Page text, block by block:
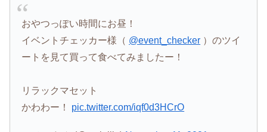
おやつっぽい時間にお昼！
イベントチェッカー様（ @event_checker ）のツイ
ートを見て買って食べてみましたー！
リラックマセット
かわわー！ pic.twitter.com/iqf0d3HCrO